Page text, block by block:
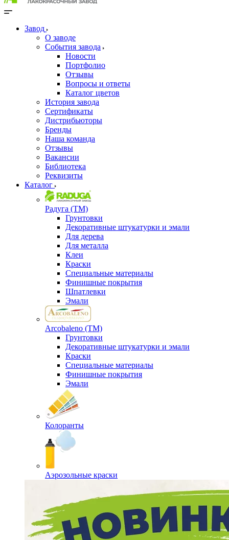
Завод
О заводе
События завода
Новости
Портфолио
Отзывы
Вопросы и ответы
Каталог цветов
История завода
Сертификаты
Дистрибьюторы
Бренды
Наша команда
Отзывы
Вакансии
Библиотека
Реквизиты
Каталог
Радуга (ТМ)
Грунтовки
Декоративные штукатурки и эмали
Для дерева
Для металла
Клеи
Краски
Специальные материалы
Финишные покрытия
Шпатлевки
Эмали
Arcobaleno (ТМ)
Грунтовки
Декоративные штукатурки и эмали
Краски
Специальные материалы
Финишные покрытия
Эмали
Колоранты
Аэрозольные краски